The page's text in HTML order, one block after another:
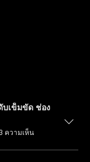
บเข็มขัด ช่อง
ความเห็น